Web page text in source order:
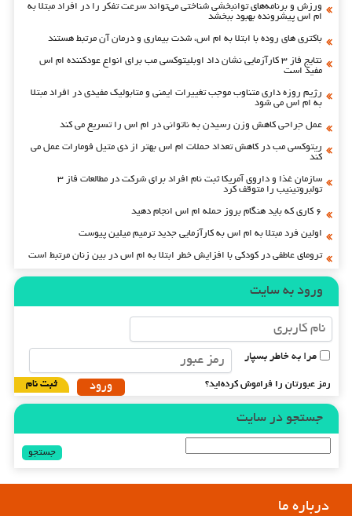
ورزش و برنامه‌های توانبخشی شناختی می‌تواند سرعت تفکر را در افراد مبتلا به
ام اس پیشرونده بهبود ببخشد
باکتری های روده با ابتلا به ام اس، شدت بیماری و درمان آن مرتبط هستند
نتایج فاز ۳ کارآزمایی نشان داد اوبلیتوکسی مب برای انواع عودکننده ام اس
مفید است
رژیم روزه داری متناوب موجب تغییرات ایمنی و متابولیک مفیدی در افراد مبتلا
به ام اس می شود
عمل جراحی کاهش وزن رسیدن به ناتوانی در ام اس را تسریع می کند
ریتوکسی مب در کاهش تعداد حملات ام اس بهتر از دی متیل فومارات عمل می
کند
سازمان غذا و داروی آمریکا ثبت نام افراد برای شرکت در مطالعات فاز ۳
تولبروتینیب را متوقف کرد
۶ کاری که باید هنگام بروز حمله ام اس انجام دهید
اولین فرد مبتلا به ام اس به کارآزمایی جدید ترمیم میلین پیوست
ترومای عاطفی در کودکی با افزایش خطر ابتلا به ام اس در بین زنان مرتبط است
ورود به سایت
مرا به خاطر بسپار
رمز عبورتان را فراموش کرده‌اید؟ ثبت نام
جستجو در سایت
جستجو
برای:
درباره ما